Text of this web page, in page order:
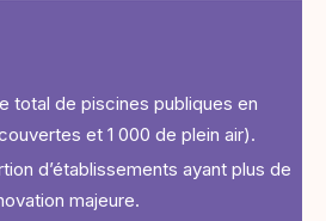
total de piscines publiques en
et 1 000 de plein air).
d’établissements ayant plus de
majeure.